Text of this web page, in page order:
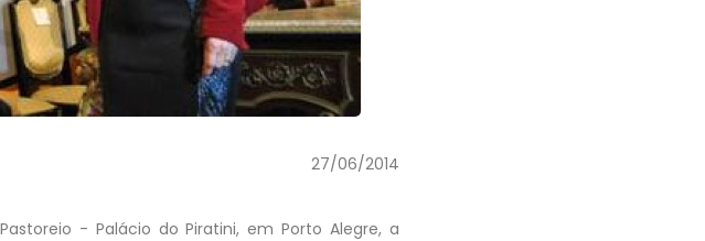
27/06/2014
- Palácio do Piratini, em Porto Alegre, a